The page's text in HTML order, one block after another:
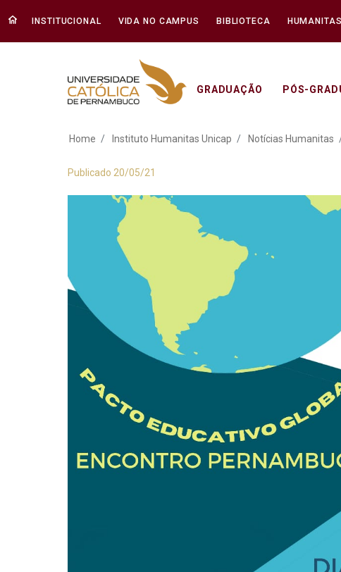
INSTITUCIONAL VIDA NO CAMPUS BIBLIOTECA HUMANITAS
GRADUAÇÃO PÓS-
Encontro
Home Instituto Humanitas Unicap Notícias Humanitas
Publicado 20/05/21